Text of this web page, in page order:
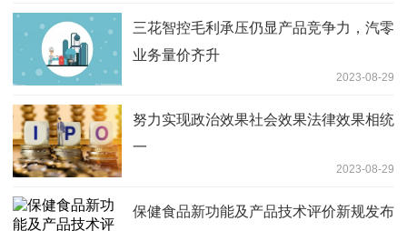
三花智控毛利承压仍显产品竞争力，汽零
业务量价齐升
2023-08-29
努力实现政治效果社会效果法律效果相统
一
2023-08-29
保健食品新功能及产品技术评价新规发布